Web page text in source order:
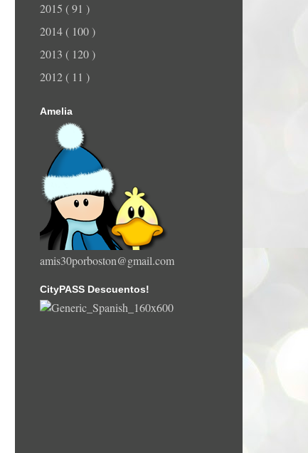
2015 ( 91 )
2014 ( 100 )
2013 ( 120 )
2012 ( 11 )
Amelia
amis30porboston@gmail.com
CityPASS Descuentos!